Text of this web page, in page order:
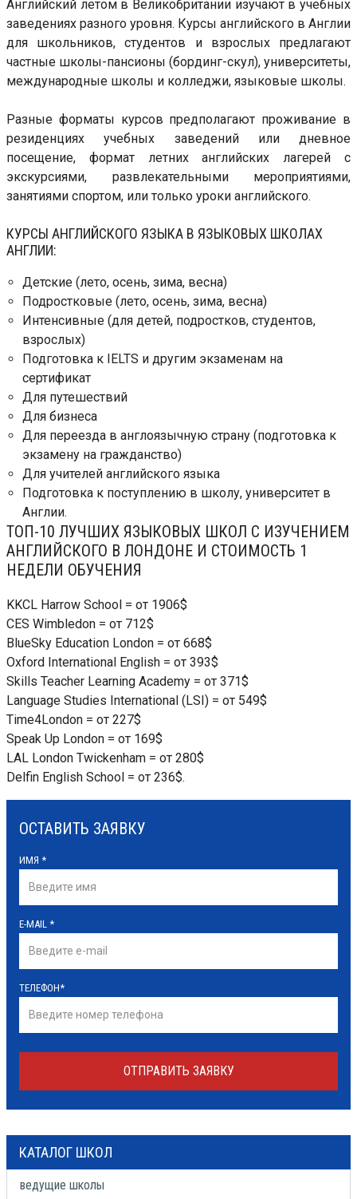
Английский летом в Великобритании изучают в учебных
заведениях разного уровня. Курсы английского в Англии
для школьников, студентов и взрослых предлагают
частные школы-пансионы (бординг-скул), университеты,
международные школы и колледжи, языковые школы.
Разные форматы курсов предполагают проживание в
резиденциях учебных заведений или дневное
посещение, формат летних английских лагерей с
экскурсиями, развлекательными мероприятиями,
занятиями спортом, или только уроки английского.
КУРСЫ АНГЛИЙСКОГО ЯЗЫКА В ЯЗЫКОВЫХ ШКОЛАХ
АНГЛИИ:
Детские (лето, осень, зима, весна)
Подростковые (лето, осень, зима, весна)
Интенсивные (для детей, подростков, студентов,
взрослых)
Подготовка к IELTS и другим экзаменам на
сертификат
Для путешествий
Для бизнеса
Для переезда в англоязычную страну (подготовка к
экзамену на гражданство)
Для учителей английского языка
Подготовка к поступлению в школу, университет в
Англии.
ТОП-10 ЛУЧШИХ ЯЗЫКОВЫХ ШКОЛ С ИЗУЧЕНИЕМ
АНГЛИЙСКОГО В ЛОНДОНЕ И СТОИМОСТЬ 1
НЕДЕЛИ ОБУЧЕНИЯ
KKCL Harrow School = от 1906$
CES Wimbledon = от 712$
BlueSky Education London = от 668$
Oxford International English = от 393$
Skills Teacher Learning Academy = от 371$
Language Studies International (LSI) = от 549$
Time4London = от 227$
Speak Up London = от 169$
LAL London Twickenham = от 280$
Delfin English School = от 236$.
ОСТАВИТЬ ЗАЯВКУ
ИМЯ *
E-MAIL *
ТЕЛЕФОН*
ОТПРАВИТЬ ЗАЯВКУ
КАТАЛОГ ШКОЛ
ведущие школы